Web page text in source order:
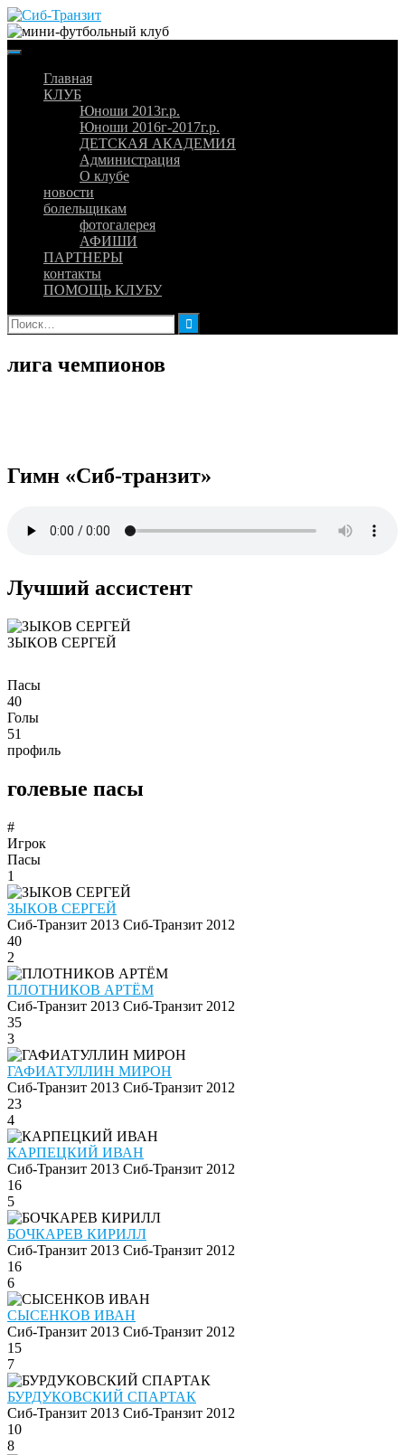
Skip
to
content
Главная
КЛУБ
Юноши 2013г.р.
Юноши 2016г-2017г.р.
ДЕТСКАЯ АКАДЕМИЯ
Администрация
О клубе
новости
болельщикам
фотогалерея
АФИШИ
ПАРТНЕРЫ
контакты
ПОМОЩЬ КЛУБУ
Найти:
лига чемпионов
Гимн «Сиб-транзит»
Лучший ассистент
ЗЫКОВ СЕРГЕЙ
Пасы
40
Голы
51
профиль
голевые пасы
#
Игрок
Пасы
1
ЗЫКОВ СЕРГЕЙ
Сиб-Транзит 2013 Сиб-Транзит 2012
40
2
ПЛОТНИКОВ АРТЁМ
Сиб-Транзит 2013 Сиб-Транзит 2012
35
3
ГАФИАТУЛЛИН МИРОН
Сиб-Транзит 2013 Сиб-Транзит 2012
23
4
КАРПЕЦКИЙ ИВАН
Сиб-Транзит 2013 Сиб-Транзит 2012
16
5
БОЧКАРЕВ КИРИЛЛ
Сиб-Транзит 2013 Сиб-Транзит 2012
16
6
СЫСЕНКОВ ИВАН
Сиб-Транзит 2013 Сиб-Транзит 2012
15
7
БУРДУКОВСКИЙ СПАРТАК
Сиб-Транзит 2013 Сиб-Транзит 2012
10
8